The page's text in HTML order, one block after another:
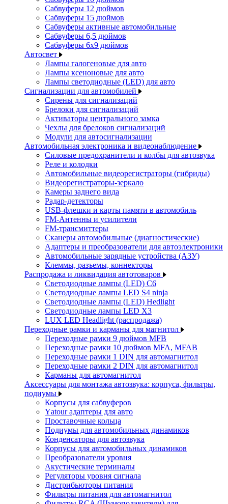
Сабвуферы 12 дюймов
Сабвуферы 15 дюймов
Сабвуферы активные автомобильные
Сабвуферы 6,5 дюймов
Сабвуферы 6x9 дюймов
Автосвет
Лампы галогеновые для авто
Лампы ксеноновые для авто
Лампы светодиодные (LED) для авто
Сигнализации для автомобилей
Сирены для сигнализаций
Брелоки для сигнализаций
Активаторы центрального замка
Чехлы для брелоков сигнализаций
Модули для автосигнализации
Автомобильная электроника и видеонаблюдение
Силовые предохранители и колбы для автозвука
Реле и колодки
Автомобильные видеорегистраторы (гибриды)
Видеорегистраторы-зеркало
Камеры заднего вида
Радар-детекторы
USB-флешки и карты памяти в автомобиль
FM-Антенны и усилители
FM-трансмиттеры
Сканеры автомобильные (диагностические)
Адаптеры и преобразователи для автоэлектроники
Автомобильные зарядные устройства (АЗУ)
Клеммы, разъемы, коннекторы
Распродажа и ликвидация автотоваров
Светодиодные лампы (LED) C6
Светодиодные лампы LED S4 ninja
Светодиодные лампы (LED) Hedlight
Светодиодные лампы LED X3
LUX LED Headlight (распродажа)
Переходные рамки и карманы для магнитол
Переходные рамки 9 дюймов MFB
Переходные рамки 10 дюймов MFA, MFAB
Переходные рамки 1 DIN для автомагнитол
Переходные рамки 2 DIN для автомагнитол
Карманы для автомагнитол
Аксессуары для монтажа автозвука: корпуса, фильтры,
подиумы
Корпусы для сабвуферов
Yаtour адаптеры для авто
Проставочные кольца
Подиумы для автомобильных динамиков
Конденсаторы для автозвука
Корпусы для автомобильных динамиков
Преобразователи уровня
Акустические терминалы
Регуляторы уровня сигнала
Дистрибьюторы питания
Фильтры питания для автомагнитол